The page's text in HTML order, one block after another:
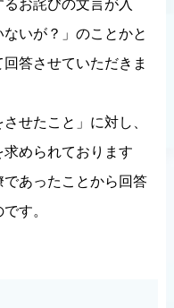
お詫びの文言が入
いが？」のことかと
答させていただきま
せたこと」に対し、
められております
あったことから回答
す。